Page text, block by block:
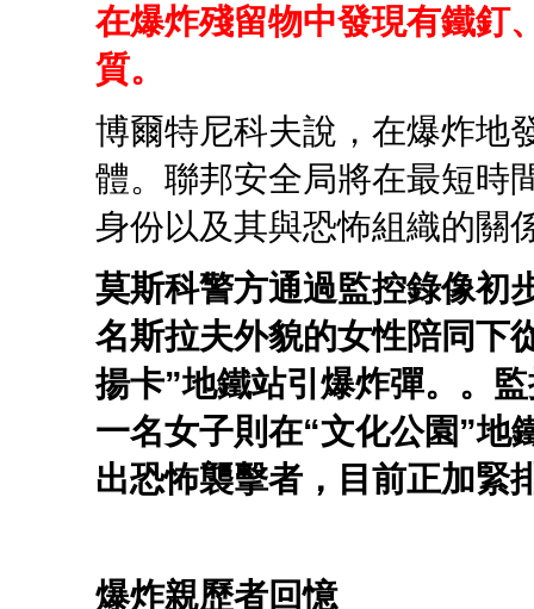
在爆炸殘留物中發現有鐵釘
質。
博爾特尼科夫說，在爆炸地
體。聯邦安全局將在最短時
身份以及其與恐怖組織的關
莫斯科警方通過監控錄像初
名斯拉夫外貌的女性陪同下
揚卡”地鐵站引爆炸彈。。
一名女子則在“文化公園”地
出恐怖襲擊者，目前正加緊
爆炸親歷者回憶